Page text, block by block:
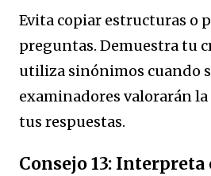
Evita copiar estructuras o
preguntas. Demuestra tu
utiliza sinónimos cuando
examinadores valorarán
tus respuestas.
Consejo 13: Interpreta